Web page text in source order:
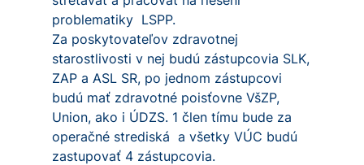
problematiky LSPP.
Za poskytovateľov zdravotnej
starostlivosti v nej budú zástupcovia SLK,
ZAP a ASL SR, po jednom zástupcovi
budú mať zdravotné poisťovne VšZP,
Union, ako i ÚDZS. 1 člen tímu bude za
operačné strediská a všetky VÚC budú
zastupovať 4 zástupcovia.